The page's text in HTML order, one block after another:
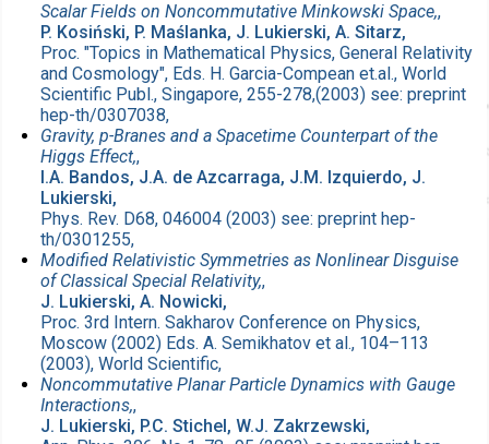
Scalar Fields on Noncommutative Minkowski Space,,
P. Kosiński, P. Maślanka, J. Lukierski, A. Sitarz,
Proc. "Topics in Mathematical Physics, General Relativity
and Cosmology", Eds. H. Garcia-Compean et.al., World
Scientific Publ., Singapore, 255-278,(2003) see: preprint
hep-th/0307038,
Gravity, p-Branes and a Spacetime Counterpart of the
Higgs Effect,,
I.A. Bandos, J.A. de Azcarraga, J.M. Izquierdo, J.
Lukierski,
Phys. Rev. D68, 046004 (2003) see: preprint hep-
th/0301255,
Modified Relativistic Symmetries as Nonlinear Disguise
of Classical Special Relativity,,
J. Lukierski, A. Nowicki,
Proc. 3rd Intern. Sakharov Conference on Physics,
Moscow (2002) Eds. A. Semikhatov et al., 104–113
(2003), World Scientific,
Noncommutative Planar Particle Dynamics with Gauge
Interactions,,
J. Lukierski, P.C. Stichel, W.J. Zakrzewski,